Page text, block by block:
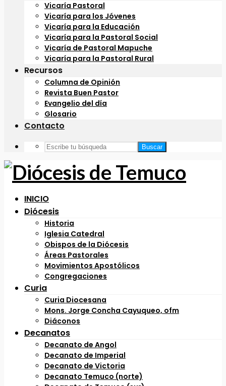
Vicaría Pastoral
Vicaría para los Jóvenes
Vicaría para la Educación
Vicaría para la Pastoral Social
Vicaría de Pastoral Mapuche
Vicaría para la Pastoral Rural
Recursos
Columna de Opinión
Revista Buen Pastor
Evangelio del día
Glosario
Contacto
Buscar
INICIO
Diócesis
Historia
Iglesia Catedral
Obispos de la Diócesis
Áreas Pastorales
Movimientos Apostólicos
Congregaciones
Curia
Curia Diocesana
Mons. Jorge Concha Cayuqueo, ofm
Diáconos
Decanatos
Decanato de Angol
Decanato de Imperial
Decanato de Victoria
Decanato Temuco (norte)